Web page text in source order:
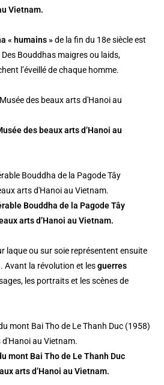
Vietnam.
« humains »de la fin du 18e siècle est
Bouddhas maigres ou laids,
l’éveillé de chaque homme.
des beaux arts d’Hanoi au
Bouddha de la Pagode Tây
arts d’Hanoi au Vietnam.
laque ou sur soie représentent ensuite
Avant la révolution et lesguerres
les portraits et les scènes de
mont Bai Tho de Le Thanh Duc
arts d’Hanoi au Vietnam.